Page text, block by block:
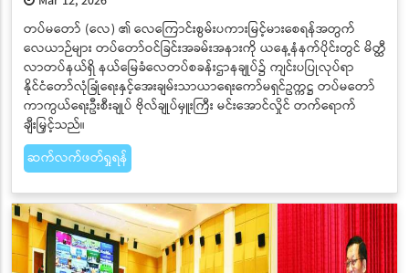
တပ်မတော် (လေ) ၏ လေကြောင်းစွမ်းပကားမြင့်မားစေရန်အတွက်
လေယာဉ်များ တပ်တော်ဝင်ခြင်းအခမ်းအနားကို ယနေ့နံနက်ပိုင်းတွင် မိတ္ထီ
လာတပ်နယ်ရှိ နယ်မြေခံလေတပ်စခန်းဌာနချုပ်၌ ကျင်းပပြုလုပ်ရာ
နိုင်ငံတော်လုံခြုံရေးနှင့်အေးချမ်းသာယာရေးကော်မရှင်ဥက္ကဋ္ဌ တပ်မတော်
ကာကွယ်ရေးဦးစီးချုပ် ဗိုလ်ချုပ်မှူးကြီး မင်းအောင်လှိုင် တက်ရောက်
ချီးမြှင့်သည်။
ဆက်လက်ဖတ်ရှုရန်